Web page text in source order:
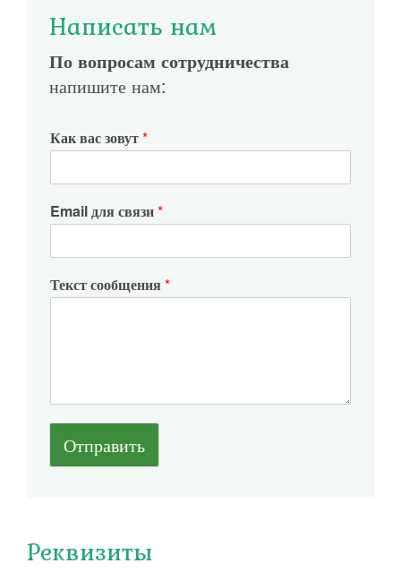
Написать нам
По вопросам сотрудничества
напишите нам:
Как вас зовут*
Email для связи*
Текст сообщения *
Отправить
Реквизиты